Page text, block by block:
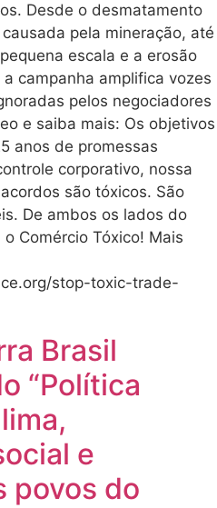
Desde o desmatamento
pela mineração, até
escala e a erosão
campanha amplifica vozes
pelos negociadores
e saiba mais: Os objetivos
anos de promessas
corporativo, nossa
são tóxicos. São
De ambos os lados do
Comércio Tóxico! Mais
stop-toxic-trade-
Brasil
“Política
e
povos do